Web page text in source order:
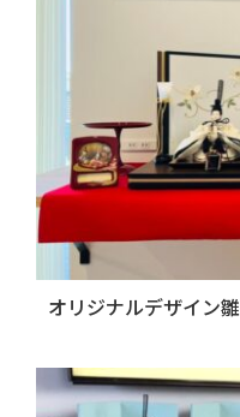
オリジナルデザイン雛